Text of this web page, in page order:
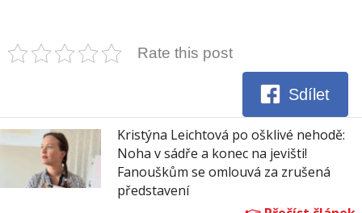
Rate this post
Sdílet
Kristýna Leichtová po ošklivé nehodě:
Noha v sádře a konec na jevišti!
Fanouškům se omlouvá za zrušená
představení